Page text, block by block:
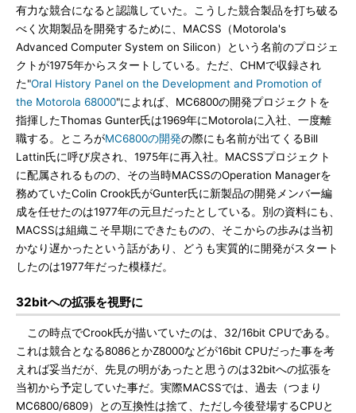
有力な競合になると認識していた。こうした競合製品を打ち破る
べく次期製品を開発するために、MACSS（Motorola's
Advanced Computer System on Silicon）という名前のプロジェ
クトが1975年からスタートしている。ただ、CHMで収録され
た"Oral History Panel on the Development and Promotion of
the Motorola 68000"によれば、MC6800の開発プロジェクトを
指揮したThomas Gunter氏は1969年にMotorolaに入社、一度離
職する。ところがMC6800の開発の際にも名前が出てくるBill
Lattin氏に呼び戻され、1975年に再入社。MACSSプロジェクト
に配属されるものの、その当時MACSSのOperation Managerを
務めていたColin Crook氏がGunter氏に新製品の開発メンバー編
成を任せたのは1977年の元旦だったとしている。別の資料にも、
MACSSは組織こそ早期にできたものの、そこからの歩みは当初
かなり遅かったという話があり、どうも実質的に開発がスタート
したのは1977年だった模様だ。
32bitへの拡張を視野に
この時点でCrook氏が描いていたのは、32/16bit CPUである。
これは競合となる8086とかZ8000などが16bit CPUだった事を考
えれば妥当だが、先見の明があったと思うのは32bitへの拡張を
当初から予定していた事だ。実際MACSSでは、過去（つまり
MC6800/6809）との互換性は捨て、ただし今後登場するCPUと